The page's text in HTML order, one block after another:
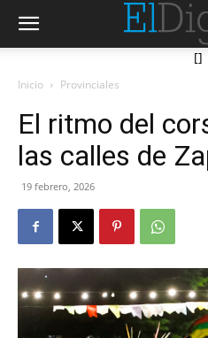
[]
Inicio Provinciales
El ritmo del
las calles de
19 febrero, 2026